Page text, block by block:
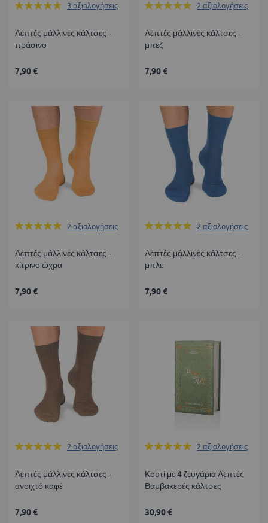
Βαθμολογία:
3 αξιολογήσεις
Λεπτές μάλλινες κάλτσες -
πράσινο
7,90 €
Βαθμολογία:
2αξιολογήσεις
Λεπτές μάλλινες κάλτσες -
μπεζ
7,90 €
Βαθμολογία:
2 αξιολογήσεις
Λεπτές μάλλινες κάλτσες -
κίτρινο ώχρα
7,90 €
Βαθμολογία:
2αξιολογήσεις
Λεπτές μάλλινες κάλτσες -
μπλε
7,90 €
Βαθμολογία:
2 αξιολογήσεις
Λεπτές μάλλινες κάλτσες -
ανοιχτό καφέ
7,90 €
Βαθμολογία:
2αξιολογήσεις
Κουτί με 4 ζευγάρια Λεπτές
Βαμβακερές κάλτσες
30,90 €